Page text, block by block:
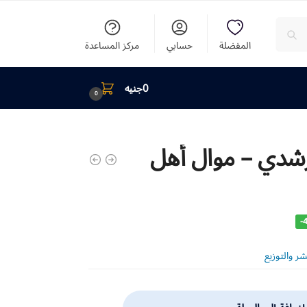
المفضلة حسابي مركز المساعدة
0جنيه 0
– موال أهل
-
والتوزيع